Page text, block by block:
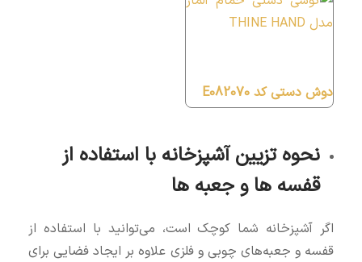
دوش دستی کد E082070
نحوه تزیین آشپزخانه با استفاده از
قفسه‌ ها و جعبه ها
اگر آشپزخانه شما کوچک است، می‌توانید با استفاده از
قفسه و جعبه‌های چوبی و فلزی علاوه بر ایجاد فضایی برای